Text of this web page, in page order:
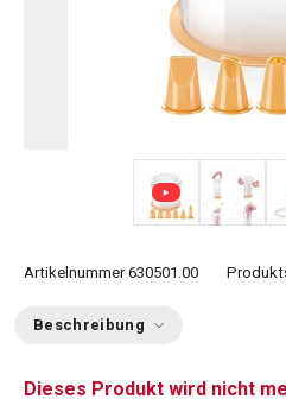
Artikelnummer 630501.00
Beschreibung
Dieses Produkt wird nicht